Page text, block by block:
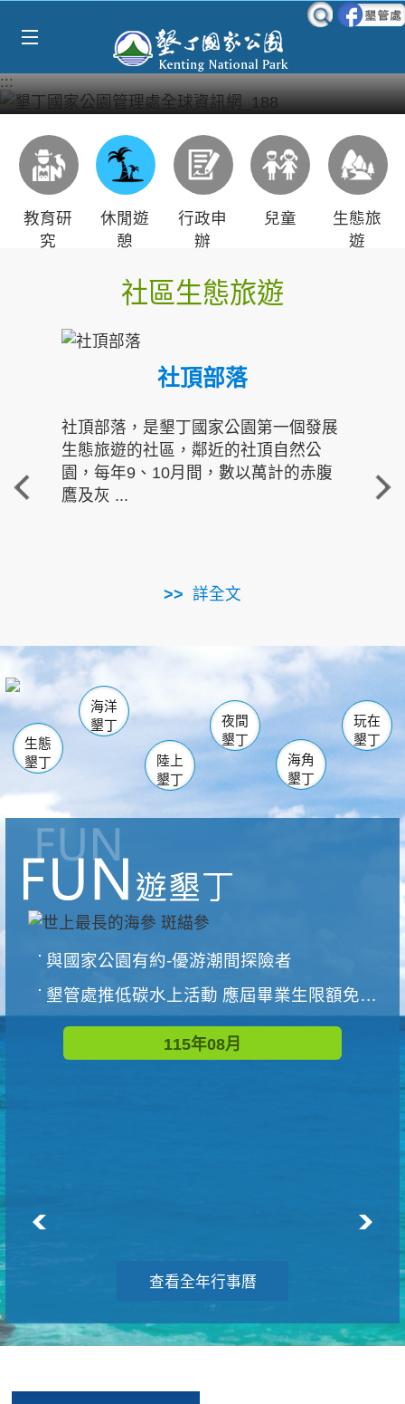
:::
教育研
究
休閒遊
憩
行政申
辦
兒童
生態旅
遊
社區生態旅遊
社頂部落
社頂部落，是墾丁國家公園第一個發展
生態旅遊的社區，鄰近的社頂自然公
園，每年9、10月間，數以萬計的赤腹
鷹及灰 ...
詳全文
重
走進
南仁湖
海生館
恆春 佳樂水
龍鑾潭自然中心 森林遊樂區
瓊麻館
關山 墾管處遊客中心
社頂公園 風吹沙
船帆石
白砂 龍磐公園
香蕉灣
砂島
鵝鑾鼻
生態
墾丁
海洋
墾丁
陸上
墾丁
夜間
墾丁
海角
墾丁
玩在
墾丁
與國家公園有約-優游潮間探險者
墾管處推低碳水上活動 應屆畢業生限額免費參加
115年08月
查看全年行事曆